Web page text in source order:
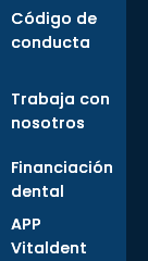
Código de
conducta
Trabaja con
nosotros
Financiación
dental
APP
Vitaldent